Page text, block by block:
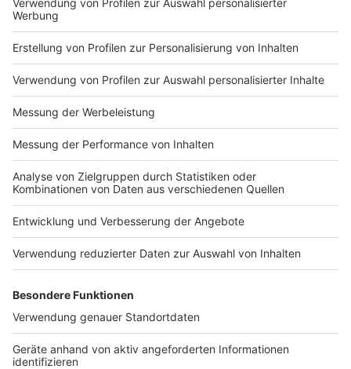
kosten 13 Euro.
Anzeige
Weitere Infos und Links zum Thema:
Anzeige
Weitere Veranstaltungstipps findet ihr hier
Der Düsseldorfer Weihnachtscircus
Tickets für "Schwanensee"
Kay Ray im Savoy
Kleidertauschparty im Schauspielhaus
Die Band Massendefekt
Die Reise zu Planet 9